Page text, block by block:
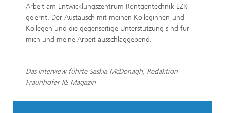
Arbeit am Entwicklungszentrum Röntgentechnik EZRT
gelernt. Der Austausch mit meinen Kolleginnen und
Kollegen und die gegenseitige Unterstützung sind für
mich und meine Arbeit ausschlaggebend.
Das Interview führte Saskia McDonagh, Redaktion
Fraunhofer IIS Magazin